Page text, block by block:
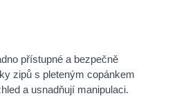
přístupné a bezpečně
zipů s pleteným copánkem
a usnadňují manipulaci.